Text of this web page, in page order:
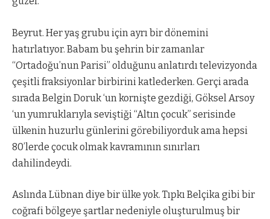
Beyrut. Her yaş grubu için ayrı bir dönemini
hatırlatıyor. Babam bu şehrin bir zamanlar
“Ortadoğu’nun Parisi” olduğunu anlatırdı televizyonda
çeşitli fraksiyonlar birbirini katlederken. Gerçi arada
sırada Belgin Doruk ‘un kornişte gezdiği, Göksel Arsoy
‘un yumruklarıyla seviştiği “Altın çocuk” serisinde
ülkenin huzurlu günlerini görebiliyorduk ama hepsi
80’lerde çocuk olmak kavramının sınırları
dahilindeydi.
Aslında Lübnan diye bir ülke yok. Tıpkı Belçika gibi bir
coğrafi bölgeye şartlar nedeniyle oluşturulmuş bir